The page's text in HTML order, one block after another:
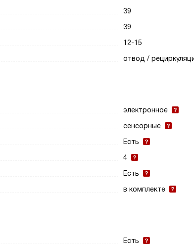
39
39
12-15
отвод /
электронное
сенсорные
Есть
4
Есть
в комплекте
Есть